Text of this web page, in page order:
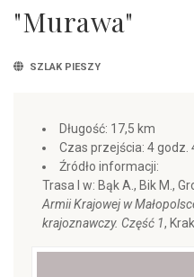
"Murawa"
SZLAK PIESZY
Długość: 17,5 km
Czas przejścia: 4 godz.
Źródło informacji:
Trasa I w: Bąk A., Bik M.,
Armii Krajowej w
krajoznawczy. Część 1,